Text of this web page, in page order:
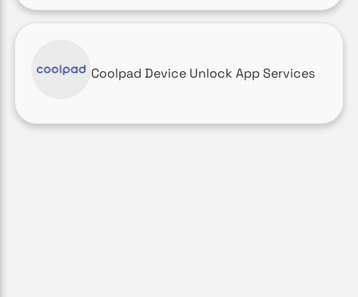
Coolpad Device Unlock App Services